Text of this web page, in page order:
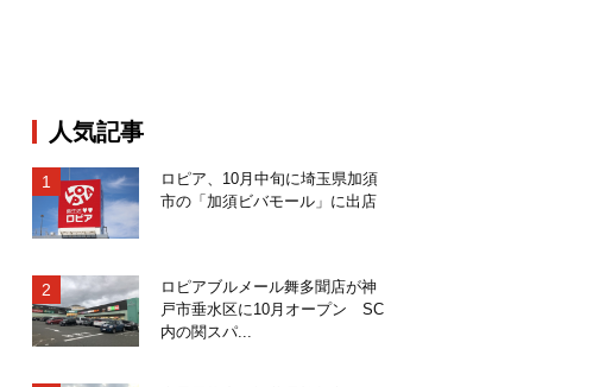
人気記事
ロピア、10月中旬に埼玉県加須
市の「加須ビバモール」に出店
ロピアブルメール舞多聞店が神
戸市垂水区に10月オープン SC
内の関スパ...